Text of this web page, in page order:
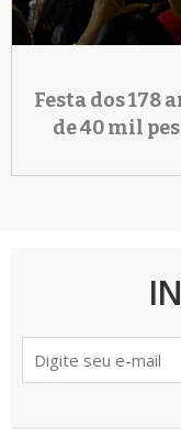
Festa dos 178
de 40 mil